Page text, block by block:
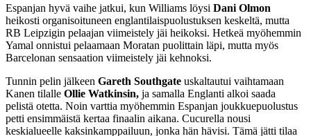
Espanjan hyvä vaihe jatkui, kun Williams löysi Dani Olmon
heikosti organisoituneen englantilaispuolustuksen keskeltä, mutta
RB Leipzigin pelaajan viimeistely jäi heikoksi. Hetkeä myöhemmin
Yamal onnistui pelaamaan Moratan puolittain läpi, mutta myös
Barcelonan sensaation viimeistely jäi kehnoksi.
Tunnin pelin jälkeen Gareth Southgate uskaltautui vaihtamaan
Kanen tilalle Ollie Watkinsin, ja samalla Englanti alkoi saada
pelistä otetta. Noin varttia myöhemmin Espanjan joukkuepuolustus
petti ensimmäistä kertaa finaalin aikana. Cucurella nousi
keskialueelle kaksinkamppailuun, jonka hän hävisi. Tämä jätti tilaa